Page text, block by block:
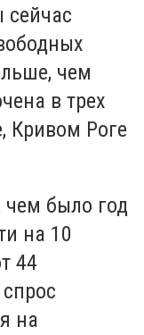
сейчас
чем
в трех
Кривом Роге
чем было год
на 10
44
на